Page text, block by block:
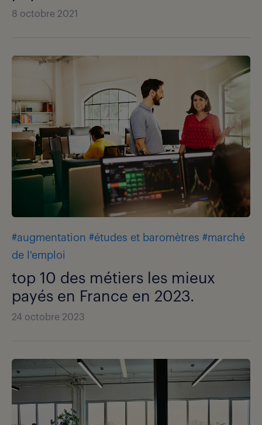
8 octobre 2021
#augmentation #études et baromètres #marché
de l'emploi
top 10 des métiers les mieux
payés en France en 2023.
24 octobre 2023